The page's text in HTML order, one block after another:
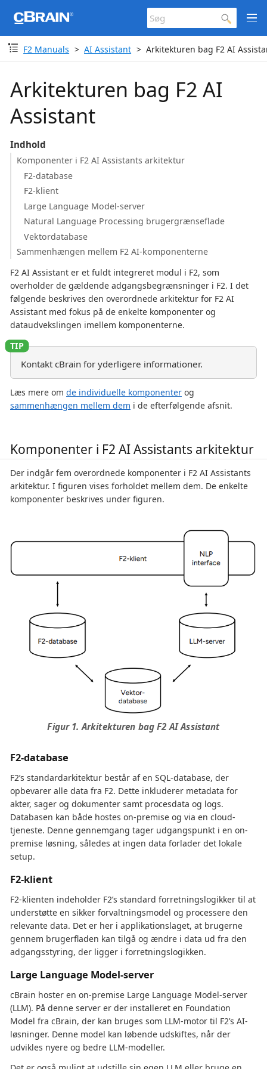
F2 Manuals AI Assistant Arkitekturen bag F2 AI
Arkitekturen bag F2 AI
Assistant
Indhold
Komponenter i F2 AI Assistants arkitektur
F2-database
F2-klient
Large Language Model-server
Natural Language Processing brugergrænseflade
Vektordatabase
Sammenhængen mellem F2 AI-komponenterne
F2 AI Assistant er et fuldt integreret modul i F2, som
overholder de gældende adgangsbegrænsninger i F2. I det
følgende beskrives den overordnede arkitektur for F2 AI
Assistant med fokus på de enkelte komponenter og
dataudvekslingen imellem komponenterne.
Kontakt cBrain for yderligere informationer.
Læs mere om de individuelle komponenter og
sammenhængen mellem dem i de efterfølgende afsnit.
Komponenter i F2 AI Assistants arkitektur
Der indgår fem overordnede komponenter i F2 AI Assistants
arkitektur. I figuren vises forholdet mellem dem. De enkelte
komponenter beskrives under figuren.
Figur 1. Arkitekturen bag F2 AI Assistant
F2-database
F2’s standardarkitektur består af en SQL-database, der
opbevarer alle data fra F2. Dette inkluderer metadata for
akter, sager og dokumenter samt procesdata og logs.
Databasen kan både hostes on-premise og via en cloud-
tjeneste. Denne gennemgang tager udgangspunkt i en on-
premise løsning, således at ingen data forlader det lokale
setup.
F2-klient
F2-klienten indeholder F2’s standard forretningslogikker til at
understøtte en sikker forvaltningsmodel og processere den
relevante data. Det er her i applikationslaget, at brugerne
gennem brugerfladen kan tilgå og ændre i data ud fra den
adgangsstyring, der ligger i forretningslogikken.
Large Language Model-server
cBrain hoster en on-premise Large Language Model-server
(LLM). På denne server er der installeret en Foundation
Model fra cBrain, der kan bruges som LLM-motor til F2’s AI-
løsninger. Denne model kan løbende udskiftes, når der
udvikles nyere og bedre LLM-modeller.